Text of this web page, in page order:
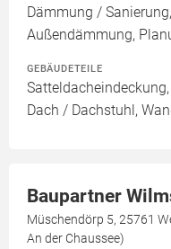
Dämmung /
Außendämmung,
GEBÄUDETEILE
Dach / Dachstuhl,
Baupartner
Müschendörp 5, 25761
An der Chaussee)